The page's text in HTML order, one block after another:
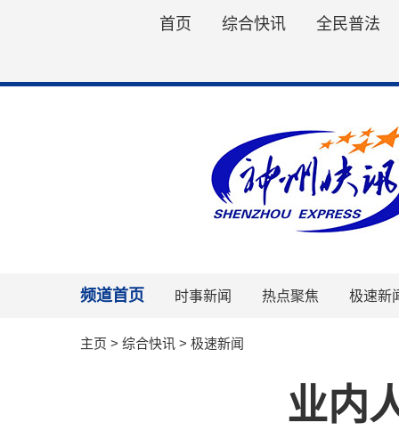
首页 综合快讯 全民普法
频道首页 时事新闻 热点聚焦 极速新
主页 > 综合快讯 > 极速新闻
业内